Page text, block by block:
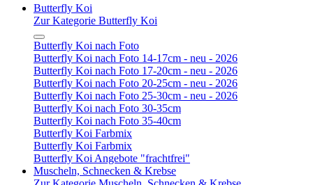
Butterfly Koi
Zur Kategorie Butterfly Koi
Butterfly Koi nach Foto
Butterfly Koi nach Foto 14-17cm - neu - 2026
Butterfly Koi nach Foto 17-20cm - neu - 2026
Butterfly Koi nach Foto 20-25cm - neu - 2026
Butterfly Koi nach Foto 25-30cm - neu - 2026
Butterfly Koi nach Foto 30-35cm
Butterfly Koi nach Foto 35-40cm
Butterfly Koi Farbmix
Butterfly Koi Farbmix
Butterfly Koi Angebote "frachtfrei"
Muscheln, Schnecken & Krebse